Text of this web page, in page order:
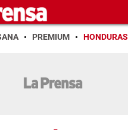
PREMIUM HONDURAS